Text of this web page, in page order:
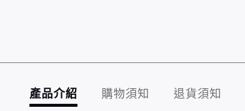
產品介紹 購物須知 退貨須知